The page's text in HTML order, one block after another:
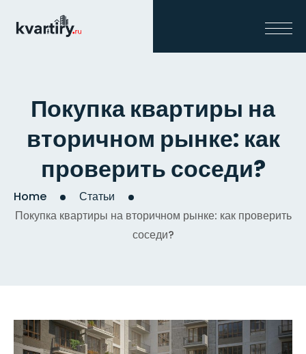
Покупка квартиры на
вторичном рынке: как
проверить соседи?
Home
Статьи
Покупка квартиры на вторичном рынке: как проверить
соседи?